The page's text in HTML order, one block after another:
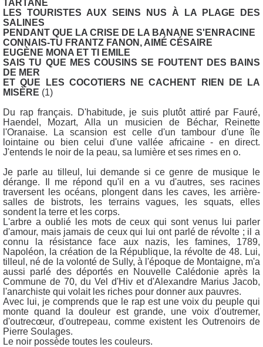
TARTANE
LES TOURISTES AUX SEINS NUS À LA PLAGE DES
SALINES
PENDANT QUE LA CRISE DE LA BANANE S'ENRACINE
CONNAIS-TU FRANTZ FANON, AIMÉ CÉSAIRE
EUGÈNE MONA ET TI EMILE
SAIS TU QUE MES COUSINS SE FOUTENT DES BAINS
DE MER
ET QUE LES COCOTIERS NE CACHENT RIEN DE LA
MISÈRE (1)
Du rap français. D'habitude, je suis plutôt attiré par Fauré,
Haendel, Mozart, Alla un musicien de Béchar, Reinette
l'Oranaise. La scansion est celle d'un tambour d'une île
lointaine ou bien celui d'une vallée africaine - en direct.
J'entends le noir de la peau, sa lumière et ses rimes en o.
Je parle au tilleul, lui demande si ce genre de musique le
dérange. Il me répond qu'il en a vu d'autres, ses racines
traversent les océans, plongent dans les caves, les arrière-
salles de bistrots, les terrains vagues, les squats, elles
sondent la terre et les corps.
L'arbre a oublié les mots de ceux qui sont venus lui parler
d'amour, mais jamais de ceux qui lui ont parlé de révolte ; il a
connu la résistance face aux nazis, les famines, 1789,
Napoléon, la création de la République, la révolte de 48. Lui,
tilleul, né de la volonté de Sully, à l'époque de Montaigne, m'a
aussi parlé des déportés en Nouvelle Calédonie après la
Commune de 70, du Vel d'Hiv et d'Alexandre Marius Jacob,
l'anarchiste qui volait les riches pour donner aux pauvres.
Avec lui, je comprends que le rap est une voix du peuple qui
monte quand la douleur est grande, une voix d'outremer,
d'outrecœur, d'outrepeau, comme existent les Outrenoirs de
Pierre Soulages.
Le noir possède toutes les couleurs.